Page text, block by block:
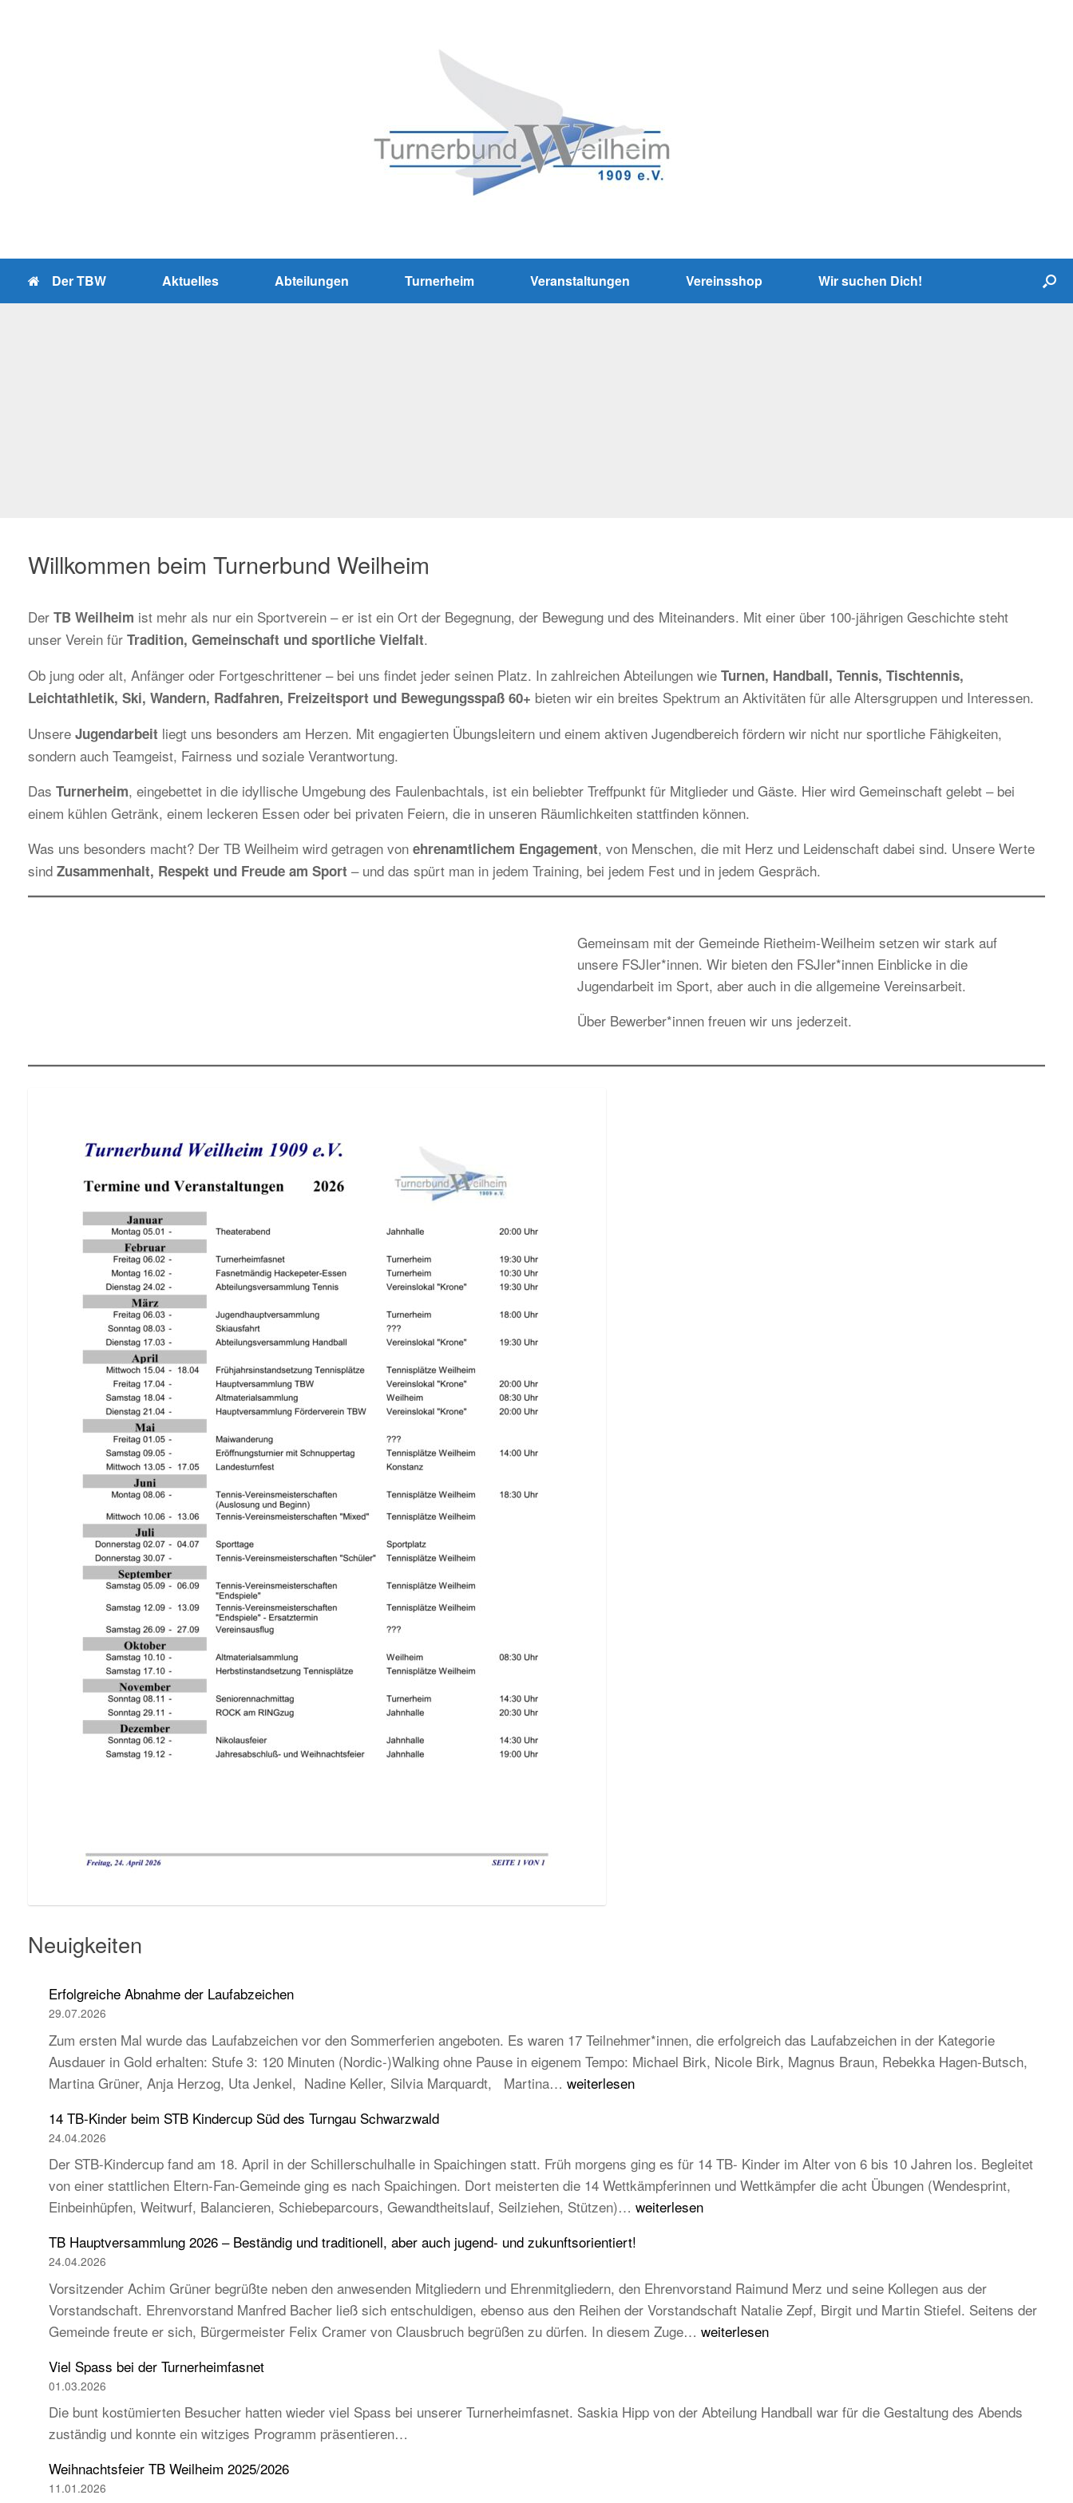
Der TBW Aktuelles Abteilungen Turnerheim Veranstaltungen Vereinsshop Wir suchen Dich!
Willkommen beim Turnerbund Weilheim
Der TB Weilheim ist mehr als nur ein Sportverein – er ist ein Ort der Begegnung, der Bewegung und des Miteinanders. Mit einer über 100-jährigen Geschichte steht
unser Verein für Tradition, Gemeinschaft und sportliche Vielfalt.
Ob jung oder alt, Anfänger oder Fortgeschrittener – bei uns findet jeder seinen Platz. In zahlreichen Abteilungen wie Turnen, Handball, Tennis, Tischtennis,
Leichtathletik, Ski, Wandern, Radfahren, Freizeitsport und Bewegungsspaß 60+ bieten wir ein breites Spektrum an Aktivitäten für alle Altersgruppen und Interessen.
Unsere Jugendarbeit liegt uns besonders am Herzen. Mit engagierten Übungsleitern und einem aktiven Jugendbereich fördern wir nicht nur sportliche Fähigkeiten,
sondern auch Teamgeist, Fairness und soziale Verantwortung.
Das Turnerheim, eingebettet in die idyllische Umgebung des Faulenbachtals, ist ein beliebter Treffpunkt für Mitglieder und Gäste. Hier wird Gemeinschaft gelebt – bei
einem kühlen Getränk, einem leckeren Essen oder bei privaten Feiern, die in unseren Räumlichkeiten stattfinden können.
Was uns besonders macht? Der TB Weilheim wird getragen von ehrenamtlichem Engagement, von Menschen, die mit Herz und Leidenschaft dabei sind. Unsere Werte
sind Zusammenhalt, Respekt und Freude am Sport – und das spürt man in jedem Training, bei jedem Fest und in jedem Gespräch.
Gemeinsam mit der Gemeinde Rietheim-Weilheim setzen wir stark auf
unsere FSJler*innen. Wir bieten den FSJler*innen Einblicke in die
Jugendarbeit im Sport, aber auch in die allgemeine Vereinsarbeit.
Über Bewerber*innen freuen wir uns jederzeit.
Neuigkeiten
Erfolgreiche Abnahme der Laufabzeichen
29.07.2026
Zum ersten Mal wurde das Laufabzeichen vor den Sommerferien angeboten. Es waren 17 Teilnehmer*innen, die erfolgreich das Laufabzeichen in der Kategorie
Ausdauer in Gold erhalten: Stufe 3: 120 Minuten (Nordic-)Walking ohne Pause in eigenem Tempo: Michael Birk, Nicole Birk, Magnus Braun, Rebekka Hagen-Butsch,
Martina Grüner, Anja Herzog, Uta Jenkel, Nadine Keller, Silvia Marquardt, Martina… Erfolgreiche
weiterlesen
14 TB-Kinder beim STB Kindercup Süd des Turngau Schwarzwald
24.04.2026
Der STB-Kindercup fand am 18. April in der Schillerschulhalle in Spaichingen statt. Früh morgens ging es für 14 TB- Kinder im Alter von 6 bis 10 Jahren los. Begleitet
von einer stattlichen Eltern-Fan-Gemeinde ging es nach Spaichingen. Dort meisterten die 14 Wettkämpferinnen und Wettkämpfer die acht Übungen (Wendesprint,
Einbeinhüpfen, Weitwurf, Balancieren, Schiebeparcours, Gewandtheitslauf, Seilziehen, Stützen)… 14
Kinder
STB
Kindercup
Süd
weiterlesen
TB Hauptversammlung 2026 – Beständig und traditionell, aber auch jugend- und zukunftsorientiert!
24.04.2026
Vorsitzender Achim Grüner begrüßte neben den anwesenden Mitgliedern und Ehrenmitgliedern, den Ehrenvorstand Raimund Merz und seine Kollegen aus der
Vorstandschaft. Ehrenvorstand Manfred Bacher ließ sich entschuldigen, ebenso aus den Reihen der Vorstandschaft Natalie Zepf, Birgit und Martin Stiefel. Seitens der
Gemeinde freute er sich, Bürgermeister Felix Cramer von Clausbruch begrüßen zu dürfen. In diesem Zuge… TB
Beständig
weiterlesen
Viel Spass bei der Turnerheimfasnet
01.03.2026
Die bunt kostümierten Besucher hatten wieder viel Spass bei unserer Turnerheimfasnet. Saskia Hipp von der Abteilung Handball war für die Gestaltung des Abends
zuständig und konnte ein witziges Programm präsentieren…
Weihnachtsfeier TB Weilheim 2025/2026
11.01.2026